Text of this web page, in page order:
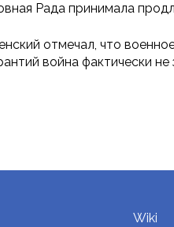
Рада принимала
отмечал, что
война фактически
Wiki